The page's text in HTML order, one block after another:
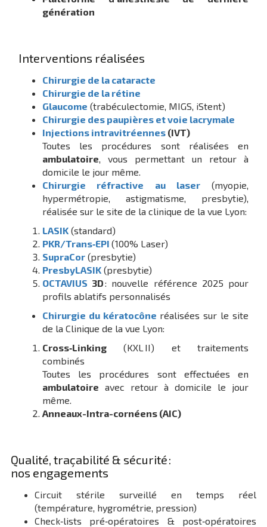
génération
Interventions réalisées
Chirurgie de la cataracte
Chirurgie de la rétine
Glaucome (trabéculectomie, MIGS, iStent)
Chirurgie des paupières et voie lacrymale
Injections intravitréennes (IVT)
Toutes les procédures sont réalisées en
ambulatoire , vous permettant un retour à
domicile le jour même.
Chirurgie réfractive au laser(myopie,
hypermétropie, astigmatisme, presbytie),
réalisée sur le site de la clinique de la vue Lyon:
LASIK (standard)
PKR/Trans‑EPI(100% Laser)
SupraCor (presbytie)
PresbyLASIK (presbytie)
OCTAVIUS 3D: nouvelle référence 2025 pour
profils ablatifs personnalisés
Chirurgie du kératocône réalisées sur le site
de la Clinique de la vue Lyon:
Cross‑Linking (KXL II) et traitements
combinés
Toutes les procédures sont effectuées en
ambulatoire avec retour à domicile le jour
même.
Anneaux-Intra-cornéens (AIC)
Qualité, traçabilité & sécurité :
nos engagements
Circuit stérile surveillé en temps réel
(température, hygrométrie, pression)
Check‑lists pré‑opératoires & post‑opératoires